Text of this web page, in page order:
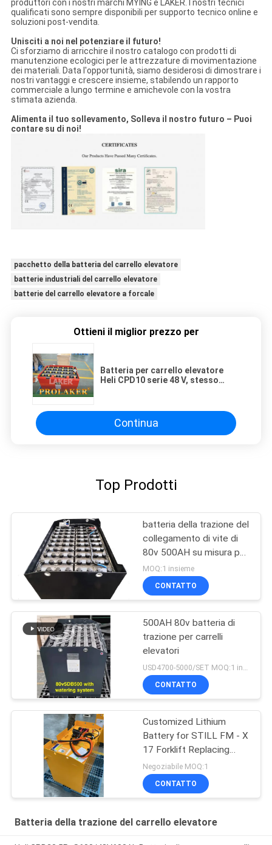
produttori con i nostri marchi MYING e LAKER. I nostri tecnici
qualificati sono sempre disponibili per supporto tecnico online e
soluzioni post-vendita.
Unisciti a noi nel potenziare il futuro!
Ci sforziamo di arricchire il nostro catalogo con prodotti di
manutenzione ecologici per le attrezzature di movimentazione
dei materiali. Data l'opportunità, siamo desiderosi di dimostrare i
nostri vantaggi e crescere insieme, stabilendo un rapporto
commerciale a lungo termine e amichevole con la vostra
stimata azienda.
Alimenta il tuo sollevamento, Solleva il nostro futuro – Puoi
contare su di noi!
pacchetto della batteria del carrello elevatore
batterie industriali del carrello elevatore
batterie del carrello elevatore a forcale
Ottieni il miglior prezzo per
Batteria per carrello elevatore
Heli CPD10 serie 48 V, stesso
400 Ah
Continua
Top Prodotti
batteria della trazione del
collegamento di vite di
80v 500AH su misura per
il carrello elevatore di
MHE
MOQ:1 insieme
CONTATTO
500AH 80v batteria di
trazione per carrelli
elevatori
USD4700-5000/SET MOQ:1 insieme
CONTATTO
Customized Lithium
Battery for STILL FM - X
17 Forklift Replacing
48V/775AH Lead - Acid
Battery to 51.2V 690AH
Lithium Battery
Negoziabile MOQ:1
CONTATTO
Batteria della trazione del carrello elevatore